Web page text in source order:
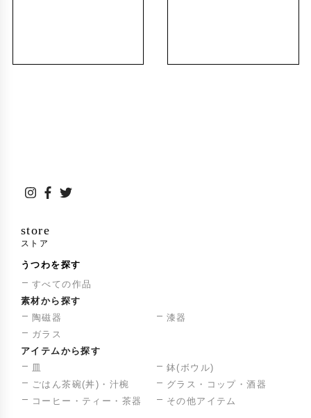
2022年
2023年 JAPAN EXPO in Paris(フランス)出品
2023年
「UNESCO School in Bizen」をコーディネー
ト、世界8か国より児童生徒を招き、備前焼の
制作指導などを行う〔森敏彰〕
2024年
中日陶磁器文化交流活動(中国)に招待作家とし
受賞歴
store
ストア
うつわを探す
すべての作品
素材から探す
陶磁器
漆器
ガラス
アイテムから探す
皿
鉢(ボウル)
ごはん茶碗(丼)・汁椀
グラス・コップ・酒器
コーヒー・ティー・茶器
その他アイテム